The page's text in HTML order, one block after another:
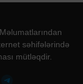
səhifələrində
mütləqdir.